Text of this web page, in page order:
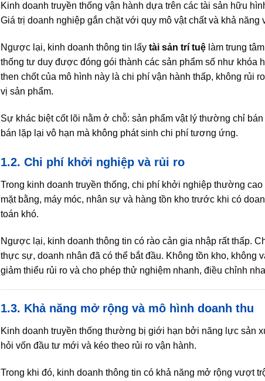
Kinh doanh truyền thống vận hành dựa trên các tài sản hữu
Giá trị doanh nghiệp gắn chặt với quy mô vật chất và khả năng
Ngược lại, kinh doanh thông tin lấy tài sản trí tuệ làm trung
thống tư duy được đóng gói thành các sản phẩm số như khóa
then chốt của mô hình này là chi phí vận hành thấp, không rủi
vị sản phẩm.
Sự khác biệt cốt lõi nằm ở chỗ: sản phẩm vật lý thường chỉ
bán lặp lại vô hạn mà không phát sinh chi phí tương ứng.
1.2. Chi phí khởi nghiệp và rủi ro
Trong kinh doanh truyền thống, chi phí khởi nghiệp thường
mặt bằng, máy móc, nhân sự và hàng tồn kho trước khi có
toán khó.
Ngược lại, kinh doanh thông tin có rào cản gia nhập rất thấp.
thực sự, doanh nhân đã có thể bắt đầu. Không tồn kho, không
giảm thiểu rủi ro và cho phép thử nghiệm nhanh, điều chỉnh
1.3. Khả năng mở rộng và mô hình doanh thu
Kinh doanh truyền thống thường bị giới hạn bởi năng lực sản
hỏi vốn đầu tư mới và kéo theo rủi ro vận hành.
Trong khi đó, kinh doanh thông tin có khả năng mở rộng vượt